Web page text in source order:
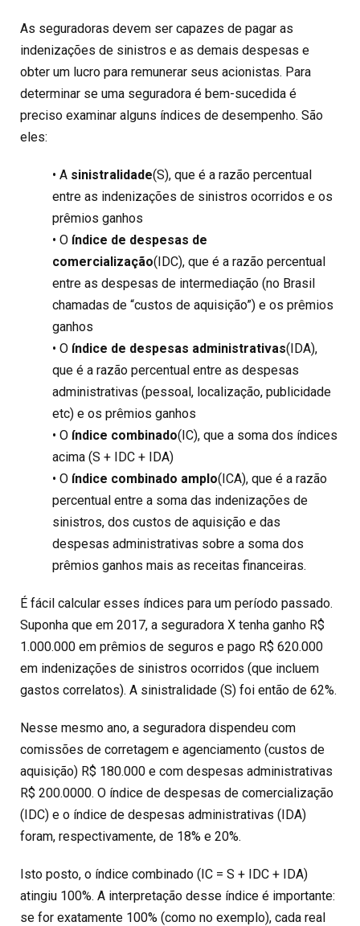
As seguradoras devem ser capazes de pagar as
indenizações de sinistros e as demais despesas e
obter um lucro para remunerar seus acionistas. Para
determinar se uma seguradora é bem-sucedida é
preciso examinar alguns índices de desempenho. São
eles:
• A sinistralidade(S), que é a razão percentual
entre as indenizações de sinistros ocorridos e os
prêmios ganhos
• O índice de despesas de
comercialização(IDC), que é a razão percentual
entre as despesas de intermediação (no Brasil
chamadas de “custos de aquisição”) e os prêmios
ganhos
• O índice de despesas administrativas(IDA),
que é a razão percentual entre as despesas
administrativas (pessoal, localização, publicidade
etc) e os prêmios ganhos
• O índice combinado(IC), que a soma dos índices
acima (S + IDC + IDA)
• O índice combinado amplo(ICA), que é a razão
percentual entre a soma das indenizações de
sinistros, dos custos de aquisição e das
despesas administrativas sobre a soma dos
prêmios ganhos mais as receitas financeiras.
É fácil calcular esses índices para um período passado.
Suponha que em 2017, a seguradora X tenha ganho R$
1.000.000 em prêmios de seguros e pago R$ 620.000
em indenizações de sinistros ocorridos (que incluem
gastos correlatos). A sinistralidade (S) foi então de 62%.
Nesse mesmo ano, a seguradora dispendeu com
comissões de corretagem e agenciamento (custos de
aquisição) R$ 180.000 e com despesas administrativas
R$ 200.0000. O índice de despesas de comercialização
(IDC) e o índice de despesas administrativas (IDA)
foram, respectivamente, de 18% e 20%.
Isto posto, o índice combinado (IC = S + IDC + IDA)
atingiu 100%. A interpretação desse índice é importante:
se for exatamente 100% (como no exemplo), cada real